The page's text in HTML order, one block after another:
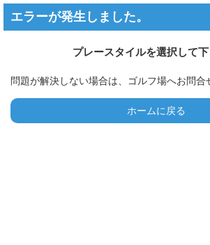
エラーが発生しました。
プレースタイルを選択して下
問題が解決しない場合は、ゴルフ場へお問合
ホームに戻る